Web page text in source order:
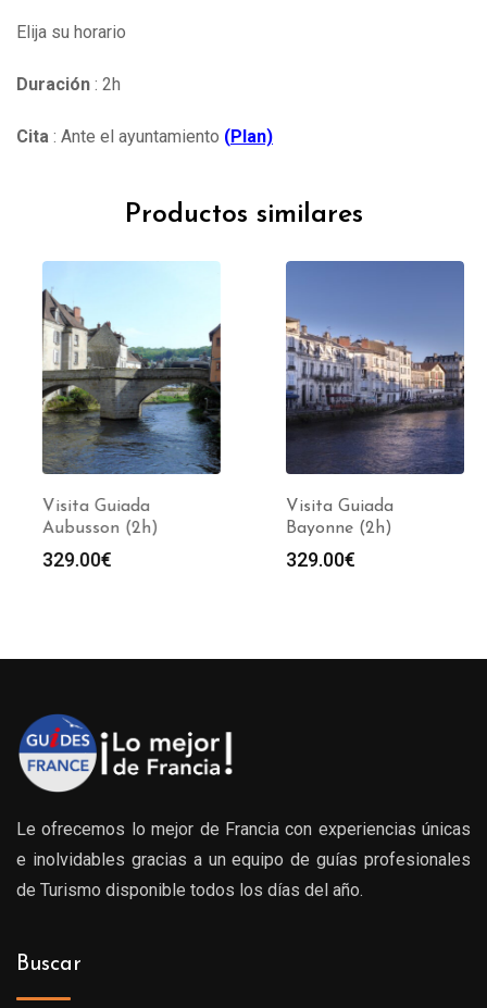
Elija su horario
Duración : 2h
Cita : Ante el ayuntamiento (Plan)
Productos similares
Visita Guiada
Aubusson (2h)
329.00€
Visita Guiada
Bayonne (2h)
329.00€
Le ofrecemos lo mejor de Francia con experiencias únicas
e inolvidables gracias a un equipo de guías profesionales
de Turismo disponible todos los días del año.
Buscar